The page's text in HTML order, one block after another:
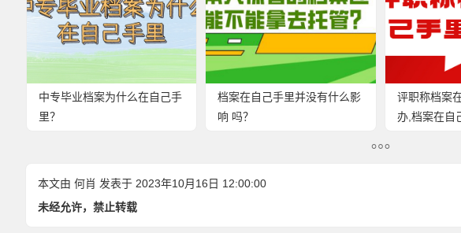
中专毕业档案为什么在自己手
里？
档案在自己手里并没有什么影
响 吗？
评职称档案
办,档案在自
本文由 何肖 发表于 2023年10月16日 12:00:00
未经允许，禁止转载